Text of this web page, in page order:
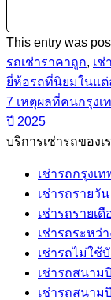
This entry was
รถเช่าราคาถูก, เช่
ยี่ห้อรถที่นิยมในแต่
7 เหตุผลที่คนกรุง
ปี 2025
บริการเช่ารถของเ
เช่ารถกรุงเท
เช่ารถรายวัน
เช่ารถรายเดื
เช่ารถระหว่
เช่ารถไม่ใช้
เช่ารถสนาม
เช่ารถสนา